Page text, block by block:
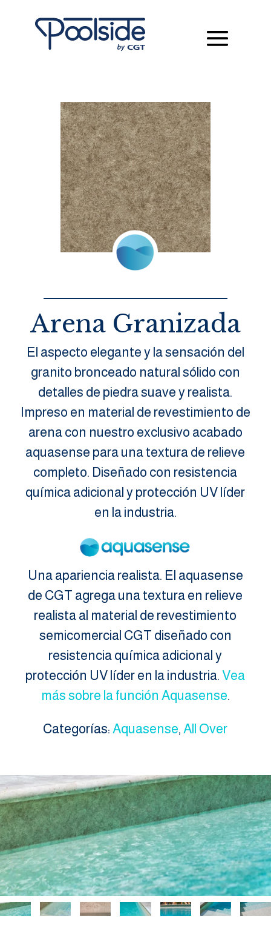
Arena Granizada
El aspecto elegante y la sensación del
granito bronceado natural sólido con
detalles de piedra suave y realista.
Impreso en material de revestimiento de
arena con nuestro exclusivo acabado
aquasense para una textura de relieve
completo. Diseñado con resistencia
química adicional y protección UV líder
en la industria.
Una apariencia realista. El aquasense
de CGT agrega una textura en relieve
realista al material de revestimiento
semicomercial CGT diseñado con
resistencia química adicional y
protección UV líder en la industria.Vea
más sobre la función Aquasense.
Categorías:Aquasense,All Over